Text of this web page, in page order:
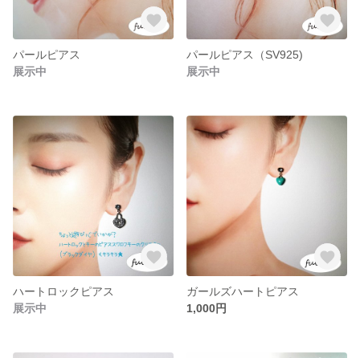
パールピアス
展示中
パールピアス（SV925)
展示中
ハートロックピアス
展示中
ガールズハートピアス
1,000円